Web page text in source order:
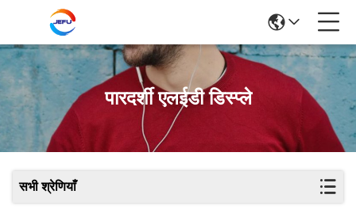
पारदर्शी एलईडी डिस्प्ले
सभी श्रेणियाँ